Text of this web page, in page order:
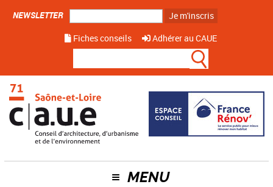
NEWSLETTER
Je m'inscris
Fiches conseils
Adhérer au CAUE
MENU